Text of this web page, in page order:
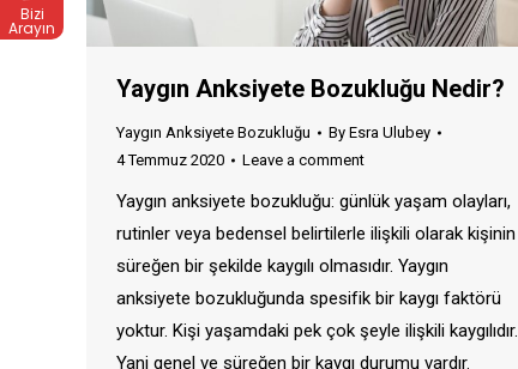
Yaygın Anksiyete Bozukluğu Nedir?
Yaygın Anksiyete Bozukluğu By Esra Ulubey
4 Temmuz 2020
Leave a comment
Yaygın anksiyete bozukluğu: günlük yaşam olayları,
rutinler veya bedensel belirtilerle ilişkili olarak kişinin
süreğen bir şekilde kaygılı olmasıdır. Yaygın
anksiyete bozukluğunda spesifik bir kaygı faktörü
yoktur. Kişi yaşamdaki pek çok şeyle ilişkili kaygılıdır.
Yani genel ve süreğen bir kaygı durumu vardır.
Bizi
Arayın